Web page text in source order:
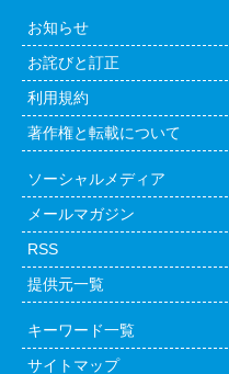
お知らせ
お詫びと訂正
利用規約
著作権と転載について
ソーシャルメディア
メールマガジン
RSS
提供元一覧
キーワード一覧
サイトマップ